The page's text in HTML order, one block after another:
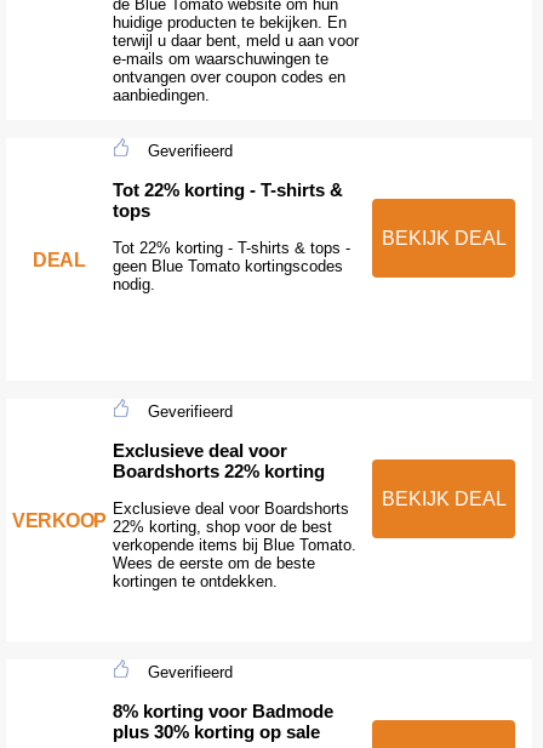
de Blue Tomato website om hun
huidige producten te bekijken. En
terwijl u daar bent, meld u aan voor
e-mails om waarschuwingen te
ontvangen over coupon codes en
aanbiedingen.
DEAL
Geverifieerd
Tot 22% korting - T-shirts &
tops
Tot 22% korting - T-shirts & tops -
geen Blue Tomato kortingscodes
nodig.
BEKIJK DEAL
VERKOOP
Geverifieerd
Exclusieve deal voor
Boardshorts 22% korting
Exclusieve deal voor Boardshorts
22% korting, shop voor de best
verkopende items bij Blue Tomato.
Wees de eerste om de beste
kortingen te ontdekken.
BEKIJK DEAL
Geverifieerd
8% korting voor Badmode
plus 30% korting op sale